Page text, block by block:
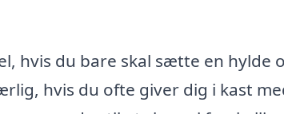
hvis du bare skal sætte en hylde
hvis du ofte giver dig i kast